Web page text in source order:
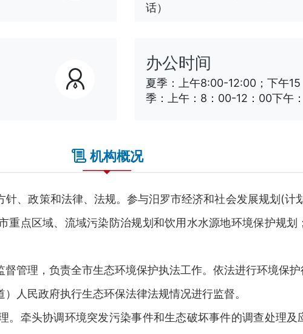
话）
办公时间
夏季：上午8:00-12:00；下午
季：上午：8：00-12：00下午
机构概况
政策和法律、法规。参与汨罗市经济和社会发展规划(计
重点区域、流域污染防治规划和饮用水水源地环境保护规
理，负责全市生态环境保护执法工作。依法进行环境保
人民政府执行生态环保法律法规情况进行监督。
牵头协调环境突发污染事件和生态破坏事件的调查处理及